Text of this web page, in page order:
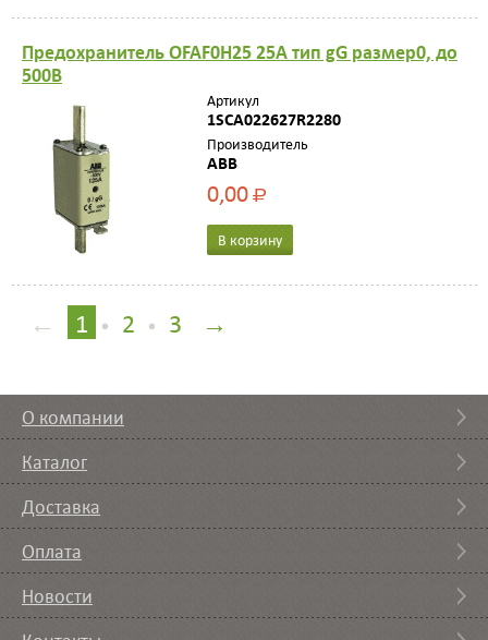
Предохранитель OFAF0H25 25A тип gG размер0, до
500В
Артикул
1SCA022627R2280
Производитель
ABB
0,00Р
В корзину
← 1 • 2 • 3 →
О компании
Каталог
Доставка
Оплата
Новости